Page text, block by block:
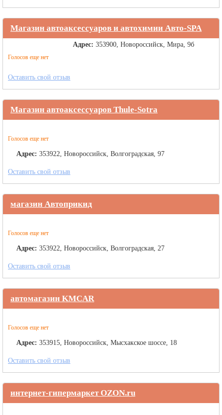
Магазин автоаксессуаров и автохимии Авто-SPA
Голосов еще нет
Адрес: 353900, Новороссийск, Мира, 9б
Оставить свой отзыв
Магазин автоаксессуаров Thule-Sotra
Голосов еще нет
Адрес: 353922, Новороссийск, Волгоградская, 97
Оставить свой отзыв
магазин Автоприкид
Голосов еще нет
Адрес: 353922, Новороссийск, Волгоградская, 27
Оставить свой отзыв
автомагазин KMCAR
Голосов еще нет
Адрес: 353915, Новороссийск, Мысхакское шоссе, 18
Оставить свой отзыв
интернет-гипермаркет OZON.ru